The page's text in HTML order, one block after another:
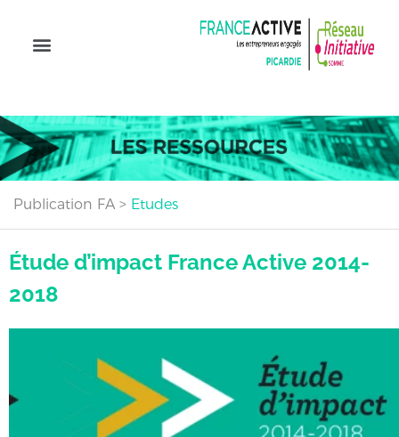
Publication FA > Etudes
Étude d’impact France Active 2014-
2018